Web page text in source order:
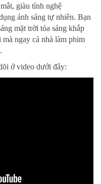
giàu tính nghệ
ánh sáng tự nhiên. Bạn
mặt trời tỏa sáng khắp
ngay cả nhà làm phim
ở video dưới đây: